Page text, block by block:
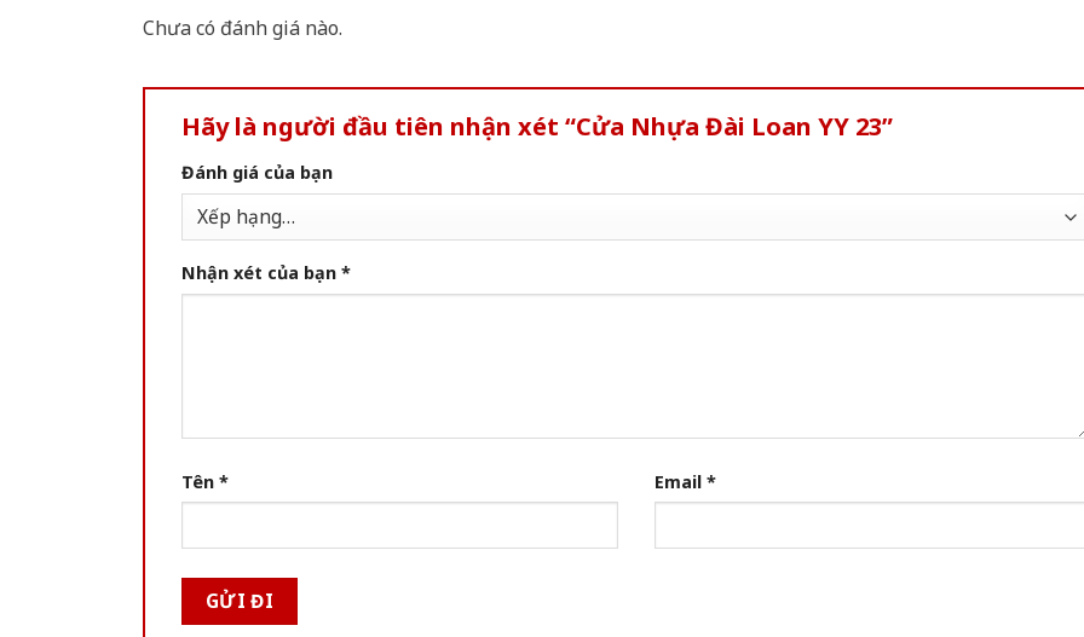
Chưa có đánh giá nào.
Hãy là người đầu tiên nhận xét “Cửa Nhựa Đài Loan YY 23”
Đánh giá của bạn
Nhận xét của bạn *
Tên * Email *